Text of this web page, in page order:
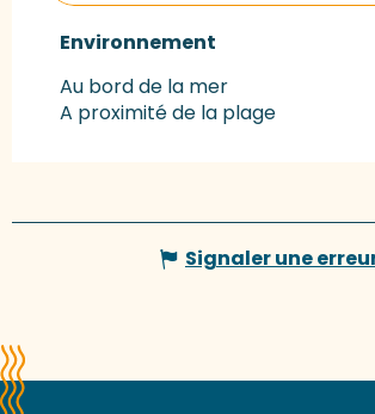
Environnement
Environnement
Au bord de la mer
A proximité de la plage
Signaler une